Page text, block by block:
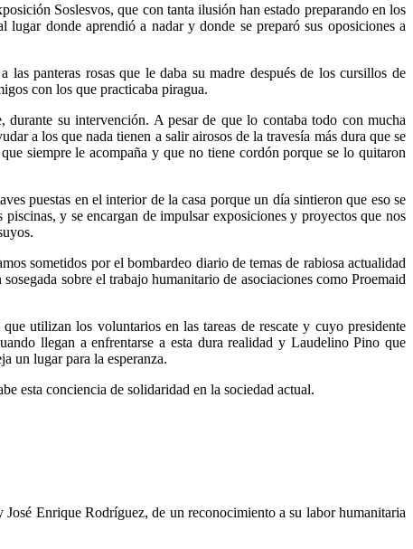
Soslesvos, que con tanta ilusión han estado preparando en los
donde aprendió a nadar y donde se preparó sus oposiciones a
panteras rosas que le daba su madre después de los cursillos de
con los que practicaba piragua.
su intervención. A pesar de que lo contaba todo con mucha
a los que nada tienen a salir airosos de la travesía más dura que se
siempre le acompaña y que no tiene cordón porque se lo quitaron
puestas en el interior de la casa porque un día sintieron que eso se
y se encargan de impulsar exposiciones y proyectos que nos
sometidos por el bombardeo diario de temas de rabiosa actualidad
sobre el trabajo humanitario de asociaciones como Proemaid
utilizan los voluntarios en las tareas de rescate y cuyo presidente
llegan a enfrentarse a esta dura realidad y Laudelino Pino que
un lugar para la esperanza.
esta conciencia de solidaridad en la sociedad actual.
Enrique Rodríguez, de un reconocimiento a su labor humanitaria